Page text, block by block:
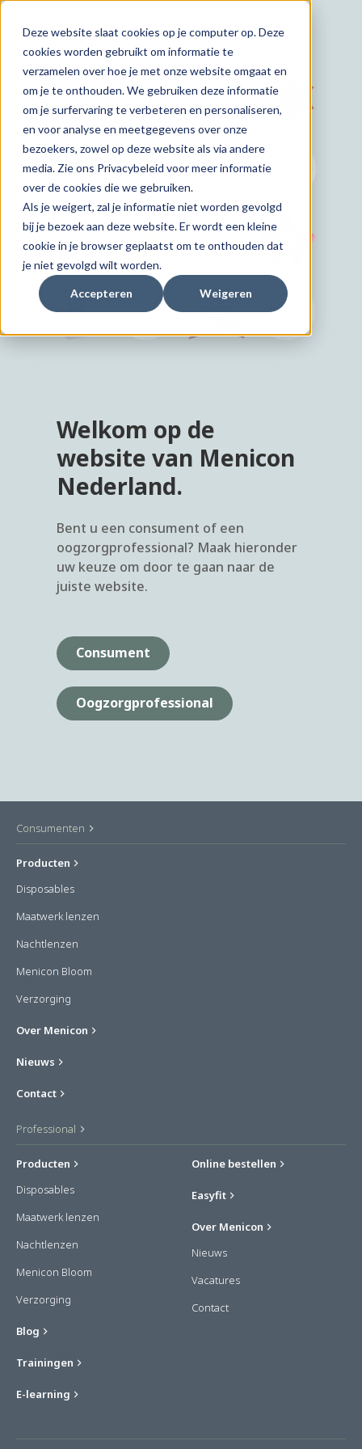
Deze website slaat cookies op je computer op. Deze
cookies worden gebruikt om informatie te
verzamelen over hoe je met onze website omgaat en
om je te onthouden. We gebruiken deze informatie
om je surfervaring te verbeteren en personaliseren,
en voor analyse en meetgegevens over onze
bezoekers, zowel op deze website als via andere
media. Zie ons Privacybeleid voor meer informatie
over de cookies die we gebruiken.
Als je weigert, zal je informatie niet worden gevolgd
bij je bezoek aan deze website. Er wordt een kleine
cookie in je browser geplaatst om te onthouden dat
je niet gevolgd wilt worden.
Accepteren Weigeren
Welkom op de
website van Menicon
Nederland.
Bent u een consument of een
oogzorgprofessional? Maak hieronder
uw keuze om door te gaan naar de
juiste website.
Consument
Oogzorgprofessional
Consumenten
Producten
Disposables
Maatwerk lenzen
Nachtlenzen
Menicon Bloom
Verzorging
Over Menicon
Nieuws
Contact
Professional
Producten
Disposables
Maatwerk lenzen
Nachtlenzen
Menicon Bloom
Verzorging
Blog
Trainingen
E-learning
Online bestellen
Easyfit
Over Menicon
Nieuws
Vacatures
Contact